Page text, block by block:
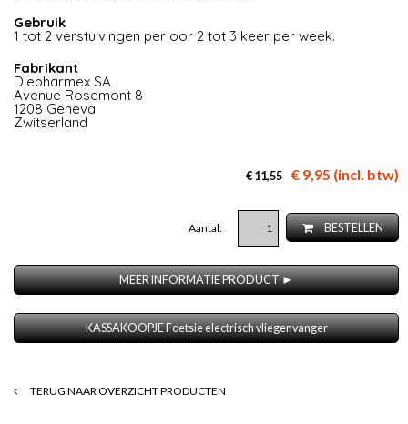
Gebruik
1 tot 2 verstuivingen per oor 2 tot 3 keer per week.
Fabrikant
Diepharmex SA
Avenue Rosemont 8
1208 Geneva
Zwitserland
€ 11,55 € 9,95 (incl. btw)
Aantal: BESTELLEN
MEER INFORMATIE PRODUCT ►
KASSAKOOPJE Foetsie electrisch vliegenvanger
TERUG NAAR OVERZICHT PRODUCTEN